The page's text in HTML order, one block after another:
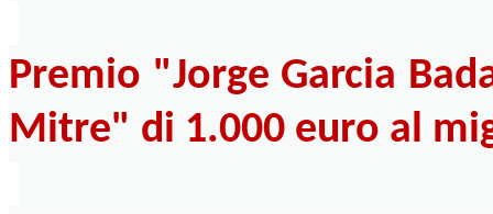
Premio "Jorge Garcia
Mitre" di 1.000 euro al